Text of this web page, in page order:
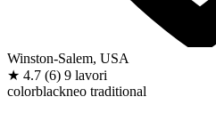
Winston-Salem, USA
★ 4.7 (6) 9 lavori
colorblackneo traditional